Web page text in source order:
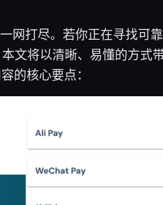
网打尽。若你正在寻找可
文将以清晰、易懂的方式
的核心要点：